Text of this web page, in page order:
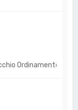
Ordinamento